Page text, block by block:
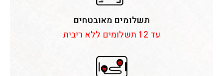
תשלומים מאובטחים
עד 12 תשלומים ללא ריבית